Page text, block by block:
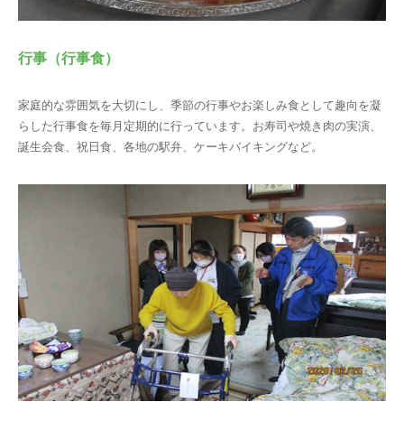
行事（行事食）
家庭的な雰囲気を大切にし、季節の行事やお楽しみ食として趣向を凝
らした行事食を毎月定期的に行っています。お寿司や焼き肉の実演、
誕生会食、祝日食、各地の駅弁、ケーキバイキングなど。